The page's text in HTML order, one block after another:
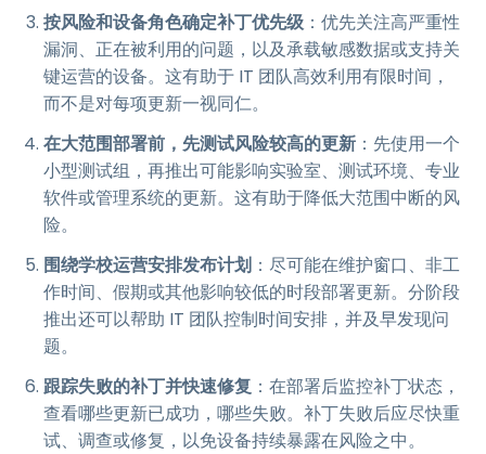
按风险和设备角色确定补丁优先级：优先关注高严重性
漏洞、正在被利用的问题，以及承载敏感数据或支持关
键运营的设备。这有助于 IT 团队高效利用有限时间，
而不是对每项更新一视同仁。
在大范围部署前，先测试风险较高的更新 ：先使用一个
小型测试组，再推出可能影响实验室、测试环境、专业
软件或管理系统的更新。这有助于降低大范围中断的风
险。
围绕学校运营安排发布计划 ：尽可能在维护窗口、非工
作时间、假期或其他影响较低的时段部署更新。分阶段
推出还可以帮助 IT 团队控制时间安排，并及早发现问
题。
跟踪失败的补丁并快速修复 ：在部署后监控补丁状态，
查看哪些更新已成功，哪些失败。补丁失败后应尽快重
试、调查或修复，以免设备持续暴露在风险之中。